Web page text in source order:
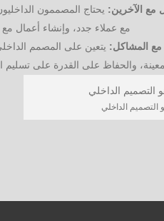
مع الآخرين: يحتاج المصممون
مع عملاء جدد، وإنشاء أعمال
مع المشاكل: يتعين على المصمم
معينة، والحفاظ على القدرة على تسليم
التصميم الداخلي